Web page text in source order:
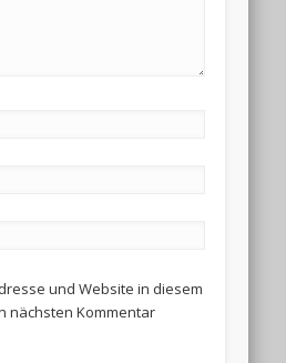
und Website in diesem
nächsten Kommentar